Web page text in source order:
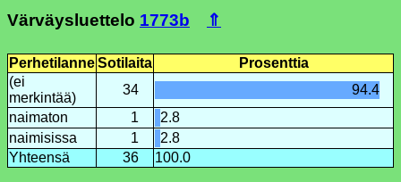
Värväysluettelo 1773b ⇑
PerhetilanneSotilaita
Prosenttia
(ei
merkintää)
34
94.4
naimaton
1
2.8
naimisissa
1
2.8
Yhteensä
36 100.0